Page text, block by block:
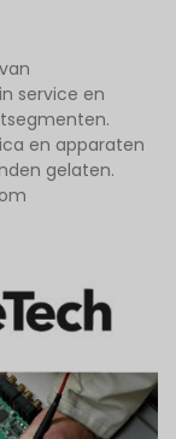
service en
en apparaten
gelaten.